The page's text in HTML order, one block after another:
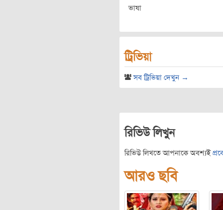
ভাষা
ট্রিভিয়া
সব ট্রিভিয়া দেখুন →
রিভিউ লিখুন
রিভিউ লিখতে আপনাকে অবশ্যই
আরও ছবি